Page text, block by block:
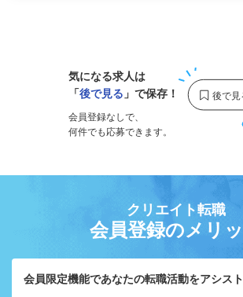
気になる求人は
「後で見る 」で保存！
会員登録なしで、
何件でも応募できます。
クリエイト転職
会員登録のメリ
会員限定機能であなたの転職活動をアシスト